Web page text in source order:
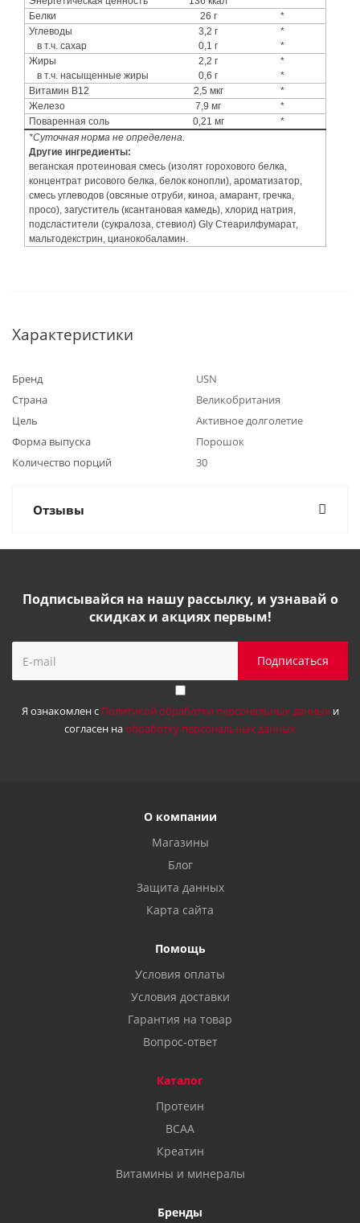
Белки
26 г
*
Углеводы
3,2 г
*
в т.ч. сахар
0,1 г
*
Жиры
2,2 г
*
в т.ч. насыщенные жиры
0,6 г
*
Витамин B12
2,5 мкг
*
Железо
7,9 мг
*
Поваренная соль
0,21 мг
*
*Суточная норма не определена.
Другие ингредиенты:
веганская протеиновая смесь (изолят горохового белка,
концентрат рисового белка, белок конопли), ароматизатор,
смесь углеводов (овсяные отруби, киноа, амарант, гречка,
просо), загуститель (ксантановая камедь), хлорид натрия,
подсластители (сукралоза, стевиол) Gly Стеарилфумарат,
мальтодекстрин, цианокобаламин.
Характеристики
Бренд
USN
Страна
Великобритания
Цель
Активное долголетие
Форма выпуска
Порошок
Количество порций
30
Отзывы
Подписывайся на нашу рассылку, и узнавай о
скидках и акциях первым!
Я ознакомлен с Политикой обработки персональных данныхи
согласен наобработку персональных данных
О компании
Магазины
Блог
Защита данных
Карта сайта
Помощь
Условия оплаты
Условия доставки
Гарантия на товар
Вопрос-ответ
Каталог
Протеин
BCAA
Креатин
Витамины и минералы
Бренды